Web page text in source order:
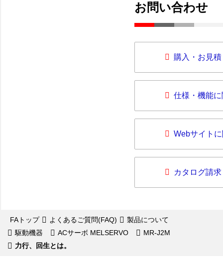
お問い合わせ
購入・お見
仕様・機能
Webサイト
カタログ請求
FAトップ よくあるご質問(FAQ)
製品について
駆動機器
ACサーボ MELSERVO
MR-J2M
力行、回生とは。